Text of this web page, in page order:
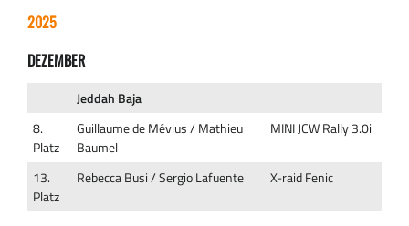
2025
DEZEMBER
Jeddah Baja
8.
Platz
Guillaume de Mévius / Mathieu
Baumel
MINI JCW Rally 3.0i
13.
Platz
Rebecca Busi / Sergio Lafuente X-raid Fenic